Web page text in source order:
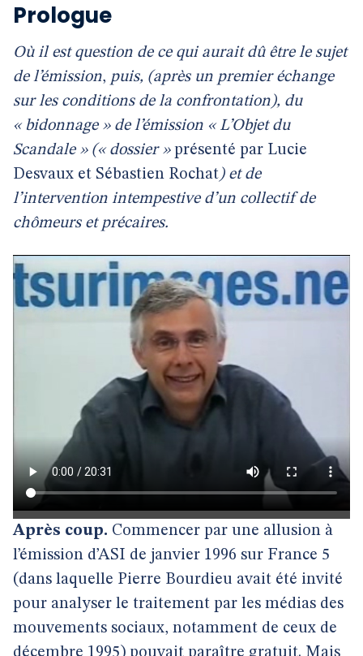
Prologue
Où il est question de ce qui aurait dû être le sujet
de l’émission, puis, (après un premier échange
sur les conditions de la confrontation), du
« bidonnage » de l’émission « L’Objet du
Scandale » (« dossier » présenté par Lucie
Desvaux et Sébastien Rochat) et de
l’intervention intempestive d’un collectif de
chômeurs et précaires.
Après coup. Commencer par une allusion à
l’émission d’ASI de janvier 1996 sur France 5
(dans laquelle Pierre Bourdieu avait été invité
pour analyser le traitement par les médias des
mouvements sociaux, notamment de ceux de
décembre 1995) pouvait paraître gratuit. Mais